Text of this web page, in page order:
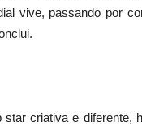
vive, passando por
criativa e diferente,